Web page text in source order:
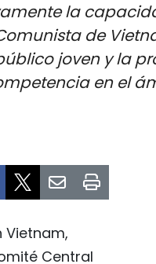
la
de
joven y la
en el
Vietnam,
Central